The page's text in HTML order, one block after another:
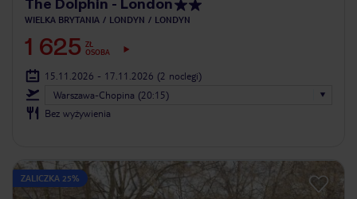
The Dolphin - London
WIELKA BRYTANIA LONDYN LONDYN
1 625 ZŁ
OSOBA
15.11.2026 - 17.11.2026 (2 noclegi)
Warszawa-Chopina (20:15)
Bez wyżywienia
ZALICZKA 25%